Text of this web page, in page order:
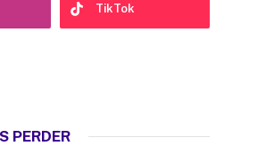
TikTok
PERDER